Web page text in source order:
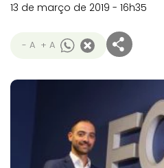
13 de março de 2019 - 16h35
- A + A